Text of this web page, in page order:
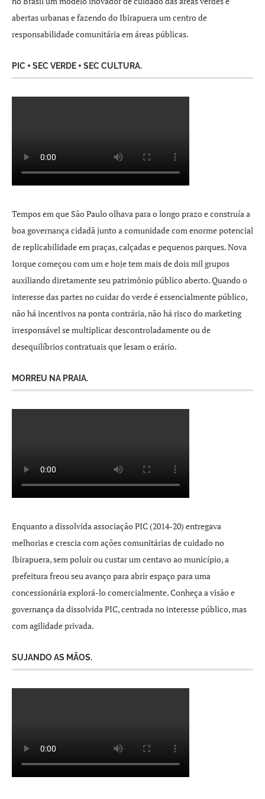
abertas urbanas e fazendo do Ibirapuera um centro de
responsabilidade comunitária em áreas públicas.
PIC + SEC VERDE + SEC CULTURA.
Tempos em que São Paulo olhava para o longo prazo e construía a
boa governança cidadã junto a comunidade com enorme potencial
de replicabilidade em praças, calçadas e pequenos parques. Nova
Iorque começou com um e hoje tem mais de dois mil grupos
auxiliando diretamente seu patrimônio público aberto. Quando o
interesse das partes no cuidar do verde é essencialmente público,
não há incentivos na ponta contrária, não há risco do marketing
irresponsável se multiplicar descontroladamente ou de
desequilíbrios contratuais que lesam o erário.
MORREU NA PRAIA.
Enquanto a dissolvida associação PIC (2014-20) entregava
melhorias e crescia com ações comunitárias de cuidado no
Ibirapuera, sem poluir ou custar um centavo ao município, a
prefeitura freou seu avanço para abrir espaço para uma
concessionária explorá-lo comercialmente. Conheça a visão e
governança da dissolvida PIC, centrada no interesse público, mas
com agilidade privada.
SUJANDO AS MÃOS.